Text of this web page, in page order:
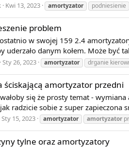
Kwi 13, 2023 amortyzator podniesienie
problem
w swojej 159 2.4
uderzało danym kołem. Może być
Sty 26, 2023 amortyzator drganie
ściskającą amortyzator przedni
się że prosty temat -
radzicie sobie z super zapieczona
Sty 15, 2023 amortyzator amortyzator
tylne oraz amortyzatory